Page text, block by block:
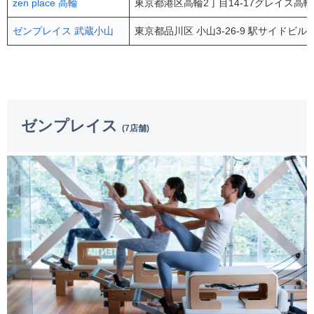
zen place 高輪 東京都港区高輪2丁目14-17グレイス高
ゼンプレイス 武蔵小山 東京都品川区 小山3-26-9 駅サイドビル
ゼンプレイス (7店舗)